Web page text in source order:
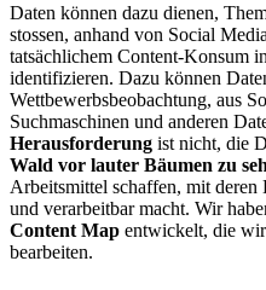
Daten können dazu dienen,
stossen, anhand von Social
tatsächlichem Content-Konsum
identifizieren. Dazu können
Wettbewerbsbeobachtung, aus
Suchmaschinen und anderen
Herausforderung ist nicht, die
Wald vor lauter Bäumen zu
Arbeitsmittel schaffen, mit
und verarbeitbar macht. Wir
Content Map entwickelt, die
bearbeiten.